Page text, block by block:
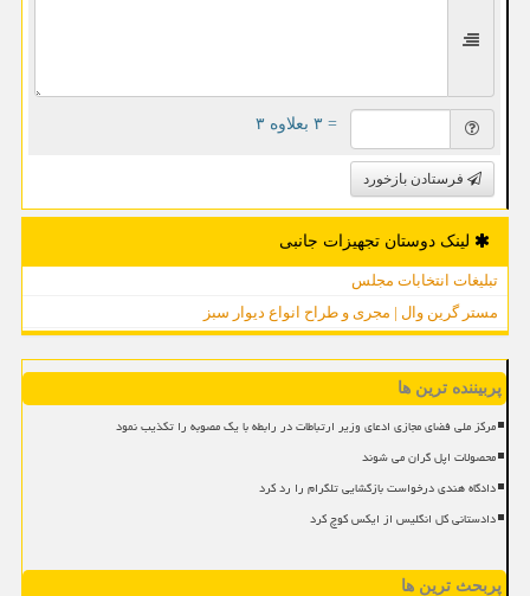
= ۳ بعلاوه ۳
فرستادن بازخورد
لینک دوستان تجهیزات جانبی
تبلیغات انتخابات مجلس
مستر گرین وال | مجری و طراح انواع دیوار سبز
پربیننده ترین ها
مرکز ملی فضای مجازی ادعای وزیر ارتباطات در رابطه با یک مصوبه را تکذیب نمود
محصولات اپل گران می شوند
دادگاه هندی درخواست بازگشایی تلگرام را رد کرد
دادستانی کل انگلیس از ایکس کوچ کرد
پربحث ترین ها